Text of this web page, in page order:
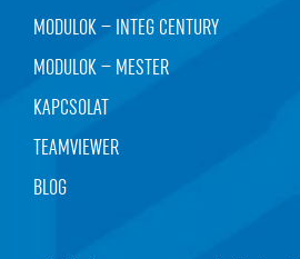
MODULOK – INTEG CENTURY
MODULOK – MESTER
KAPCSOLAT
TEAMVIEWER
BLOG